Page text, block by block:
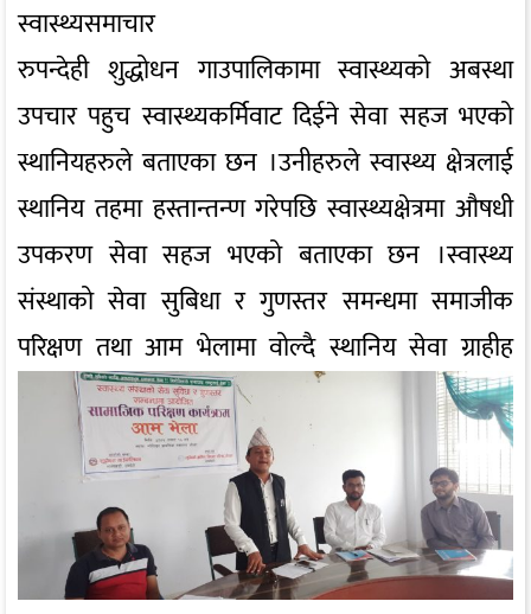
स्वास्थ्यसमाचार
रुपन्देही शुद्धोधन गाउपालिकामा स्वास्थ्यको अबस्था
उपचार पहुच स्वास्थ्यकर्मिवाट दिईने सेवा सहज भएको
स्थानियहरुले बताएका छन ।उनीहरुले स्वास्थ्य क्षेत्रलाई
स्थानिय तहमा हस्तान्तन्ण गरेपछि स्वास्थ्यक्षेत्रमा औषधी
उपकरण सेवा सहज भएको बताएका छन ।स्वास्थ्य
संस्थाको सेवा सुबिधा र गुणस्तर समन्धमा समाजीक
परिक्षण तथा आम भेलामा वोल्दै स्थानिय सेवा ग्राहीह